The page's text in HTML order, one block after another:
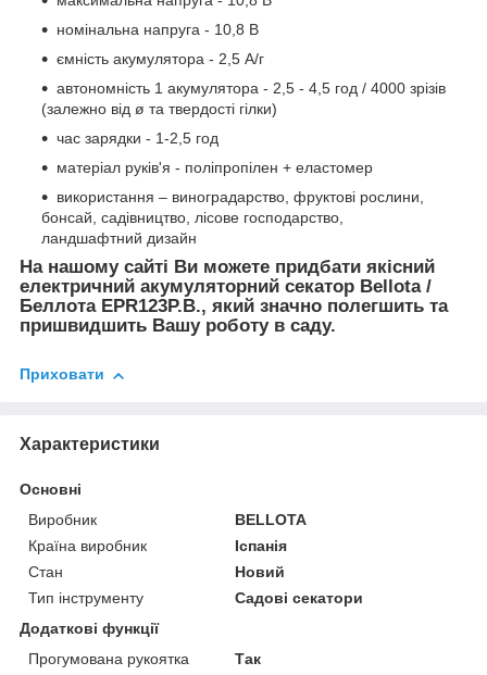
номінальна напруга - 10,8 В
ємність акумулятора - 2,5 А/г
автономність 1 акумулятора - 2,5 - 4,5 год / 4000 зрізів
(залежно від ø та твердості гілки)
час зарядки - 1-2,5 год
матеріал руків'я - поліпропілен + еластомер
використання – виноградарство, фруктові рослини,
бонсай, садівництво, лісове господарство,
ландшафтний дизайн
На нашому сайті Ви можете придбати якісний
електричний акумуляторний секатор Bellota /
Беллота EPR123P.B., який значно полегшить та
пришвидшить Вашу роботу в саду.
Приховати
Характеристики
Основні
Виробник
BELLOTA
Країна виробник
Іспанія
Стан
Новий
Тип інструменту
Садові секатори
Додаткові функції
Прогумована рукоятка
Так